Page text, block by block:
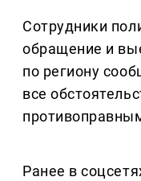
Сотрудники
обращение и
по региону
все
Ранее в